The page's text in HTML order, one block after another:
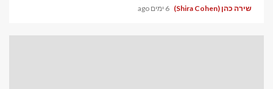
שירה כהן (Shira Cohen) 6 ימים ago